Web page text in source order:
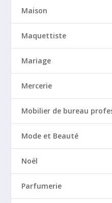
Maison
Maquettiste
Mariage
Mercerie
Mobilier de bureau
Mode et Beauté
Noël
Parfumerie